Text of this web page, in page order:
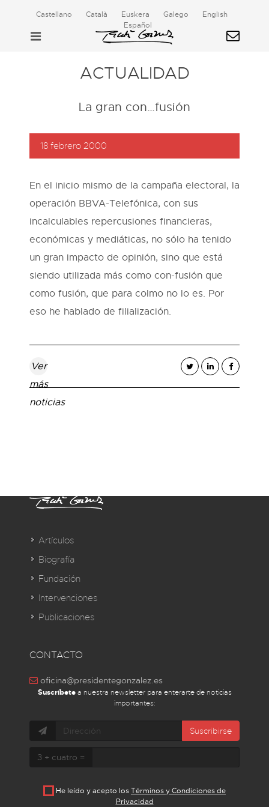
Castellano Català Euskera Galego
English
Español
ACTUALIDAD
La gran con…fusión
18 febrero 2000
En el inicio mismo de la campaña electoral, la
operación BBVA-Telefónica, con sus
incalculables repercusiones financieras,
económicas y mediáticas, no sólo ha tenido
un gran impacto de opinión, sino que está
siendo utilizada más como con-fusión que
como fusión, que para colmo no lo es. Por
eso he hablado de filialización.
Ver
más
noticias
Artículos
Biografía
Fundación
Intervenciones
Publicaciones
CONTACTO
oficina@presidentegonzalez.es
Suscríbetea nuestra newsletter para enterarte de noticias
importantes:
Suscribirse
3 + cuatro =
He leído y acepto losTérminos y Condiciones de
Privacidad